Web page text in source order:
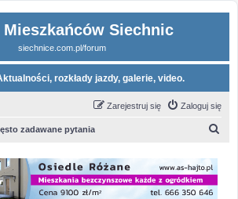
Mieszkańców Siechnic
siechnice.com.pl/forum
rozkłady jazdy, galerie, video.
Zaloguj się
Zarejestruj się
zadawane pytania